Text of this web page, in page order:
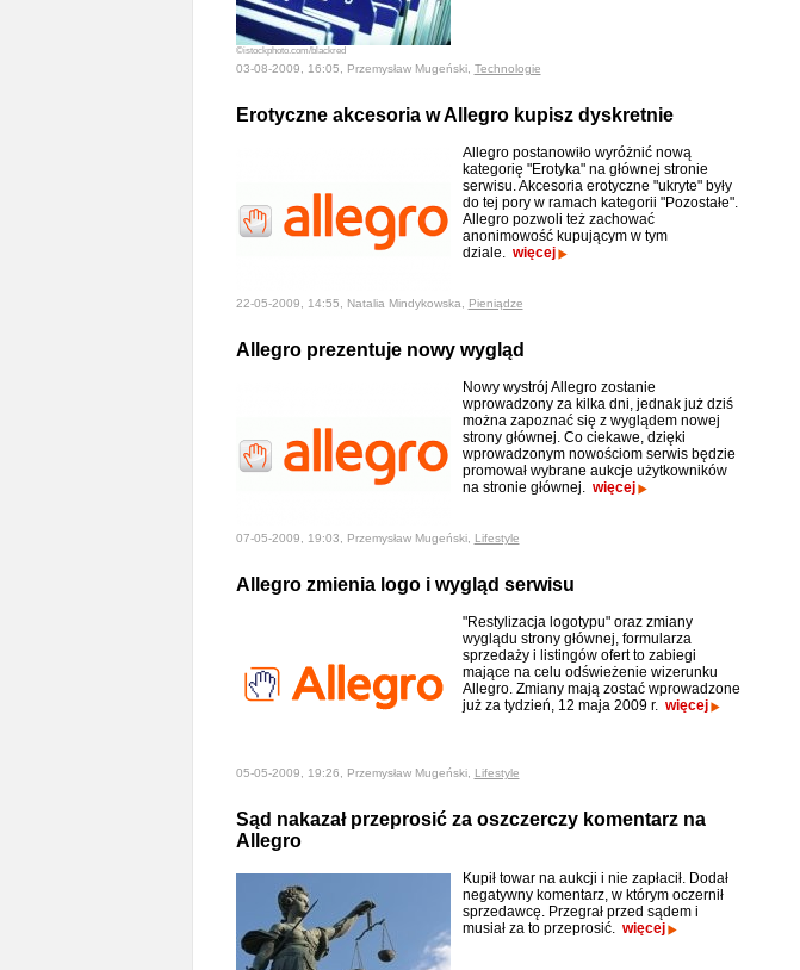
©istockphoto.com/blackred
03-08-2009, 16:05, Przemysław Mugeński, Technologie
Erotyczne akcesoria w Allegro kupisz dyskretnie
Allegro postanowiło wyróżnić nową
kategorię "Erotyka" na głównej stronie
serwisu. Akcesoria erotyczne "ukryte" były
do tej pory w ramach kategorii "Pozostałe".
Allegro pozwoli też zachować
anonimowość kupującym w tym
dziale. więcej
22-05-2009, 14:55, Natalia Mindykowska, Pieniądze
Allegro prezentuje nowy wygląd
Nowy wystrój Allegro zostanie
wprowadzony za kilka dni, jednak już dziś
można zapoznać się z wyglądem nowej
strony głównej. Co ciekawe, dzięki
wprowadzonym nowościom serwis będzie
promował wybrane aukcje użytkowników
na stronie głównej. więcej
07-05-2009, 19:03, Przemysław Mugeński, Lifestyle
Allegro zmienia logo i wygląd serwisu
"Restylizacja logotypu" oraz zmiany
wyglądu strony głównej, formularza
sprzedaży i listingów ofert to zabiegi
mające na celu odświeżenie wizerunku
Allegro. Zmiany mają zostać wprowadzone
już za tydzień, 12 maja 2009 r. więcej
05-05-2009, 19:26, Przemysław Mugeński, Lifestyle
Sąd nakazał przeprosić za oszczerczy komentarz na
Allegro
Kupił towar na aukcji i nie zapłacił. Dodał
negatywny komentarz, w którym oczernił
sprzedawcę. Przegrał przed sądem i
musiał za to przeprosić. więcej